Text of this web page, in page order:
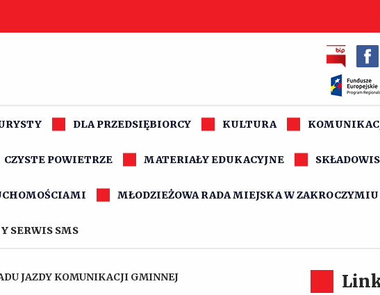
DLA PRZEDSIĘBIORCY KULTURA
CZYSTE POWIETRZE MATERIAŁY EDUKACYJNE
MŁODZIEŻOWA RADA MIEJSKA W ZAKROCZYMIU
SERWIS SMS
JAZDY KOMUNIKACJI GMINNEJ